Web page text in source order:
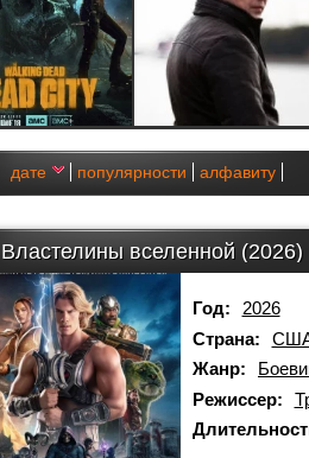
дате популярности алфавиту
Властелины вселенной (2026)
Год:
2026
Страна:
Жанр:
Режиссер: